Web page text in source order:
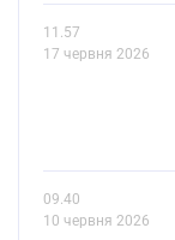
11.57
17 червня 2026
09.40
10 червня 2026